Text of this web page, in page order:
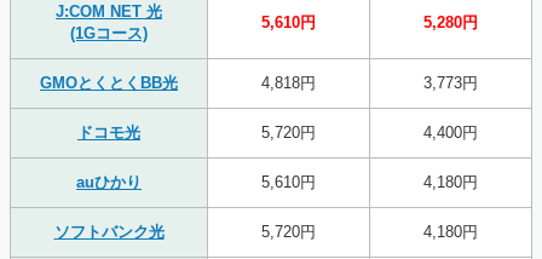
J:COM NET 光
(1Gコース)
5,610円 5,280円
GMOとくとくBB光 4,818円 3,773円
ドコモ光 5,720円 4,400円
auひかり 5,610円 4,180円
ソフトバンク光 5,720円 4,180円